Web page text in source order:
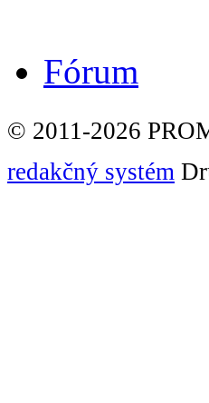
Fórum
© 2011-2026
redakčný systém